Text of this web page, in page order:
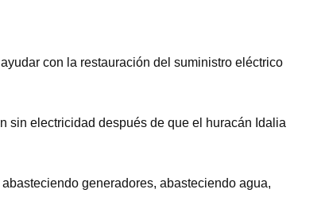
con la restauración del suministro eléctrico
sin electricidad después de que el huracán Idalia
generadores, abasteciendo agua,